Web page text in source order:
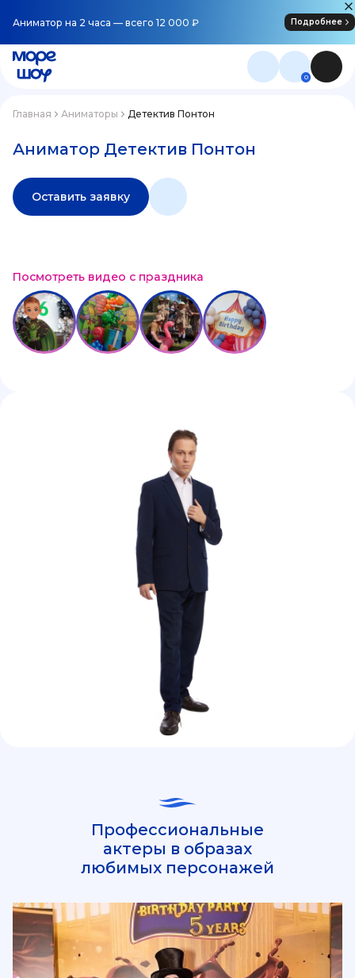
Аниматор на 2 часа — всего 12 000 ₽ Подробнее
0
Главная Аниматоры Детектив Понтон
Аниматор Детектив Понтон
Оставить заявку
Посмотреть видео с праздника
Профессиональные
актеры в образах
любимых персонажей